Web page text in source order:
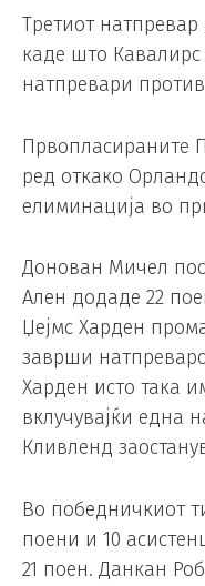
Третиот
каде што Кавалирс
натпревари
Првопласираните
ред откако
елиминација во
Донован Мичел
Ален додаде 22
Џејмс Харден
заврши
Харден исто така
вклучувајќи една
Кливленд
Во победничкиот
поени и 10
21 поен. Данкан